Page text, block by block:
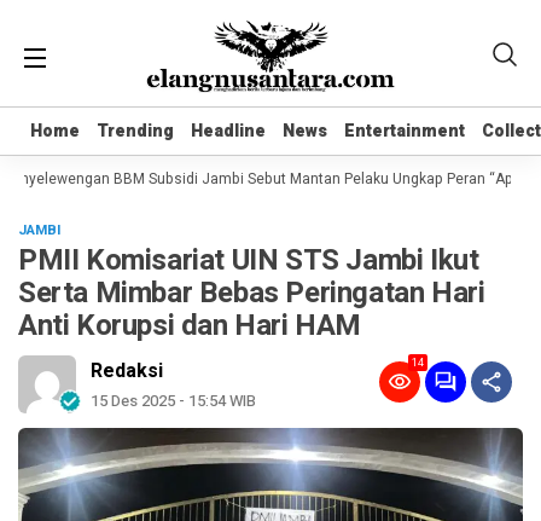
Home Trending Headline News Entertainment
Home Trending Headline News Entertainment
BBM Subsidi Jambi Sebut Mantan Pelaku Ungkap Peran “Apek
JAMBI
PMII Komisariat UIN STS Jambi Ikut
Serta Mimbar Bebas Peringatan Hari
Anti Korupsi dan Hari HAM
Redaksi
15 Des 2025 - 15:54 WIB
14